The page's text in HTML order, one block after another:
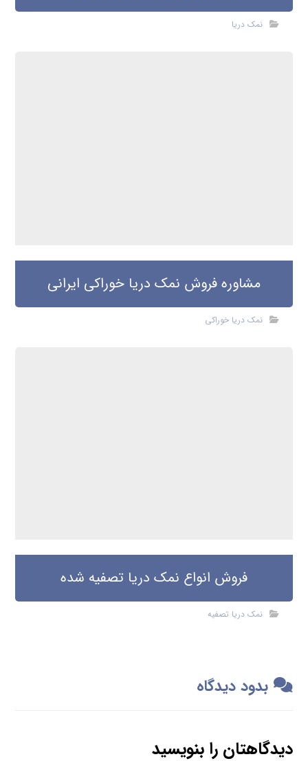
نمک دریا
مشاوره فروش نمک دریا خوراکی ایرانی
نمک دریا خوراکی
فروش انواع نمک دریا تصفیه شده
نمک دریا تصفیه
بدود دیدگاه
دیدگاهتان را بنویسید